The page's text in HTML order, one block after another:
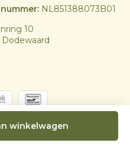
winkelwagen
10
Dodewaard
NL851388073B01